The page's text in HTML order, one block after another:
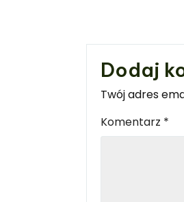
Dodaj
Twój adres
Komentarz *